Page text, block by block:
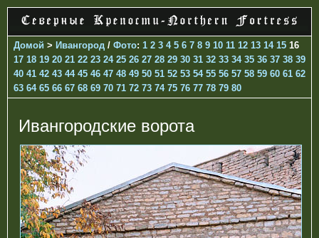
Домой > Ивангород / Фото: 1 2 3 4 5 6 7 8 9 10 11 12 13 14 15 16
17 18 19 20 21 22 23 24 25 26 27 28 29 30 31 32 33 34 35 36 37 38 39
40 41 42 43 44 45 46 47 48 49 50 51 52 53 54 55 56 57 58 59 60 61 62
63 64 65 66 67 68 69 70 71 72 73 74 75 76 77 78 79 80
Ивангородские ворота